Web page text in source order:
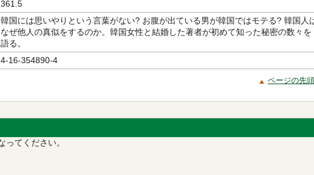
361.5
韓国には思いやりという言葉がない? お腹が出ている男が韓国ではモテる? 韓国人
なぜ他人の真似をするのか。韓国女性と結婚した著者が初めて知った秘密の数々を
語る。
4-16-354890-4
ページの先
ってください。